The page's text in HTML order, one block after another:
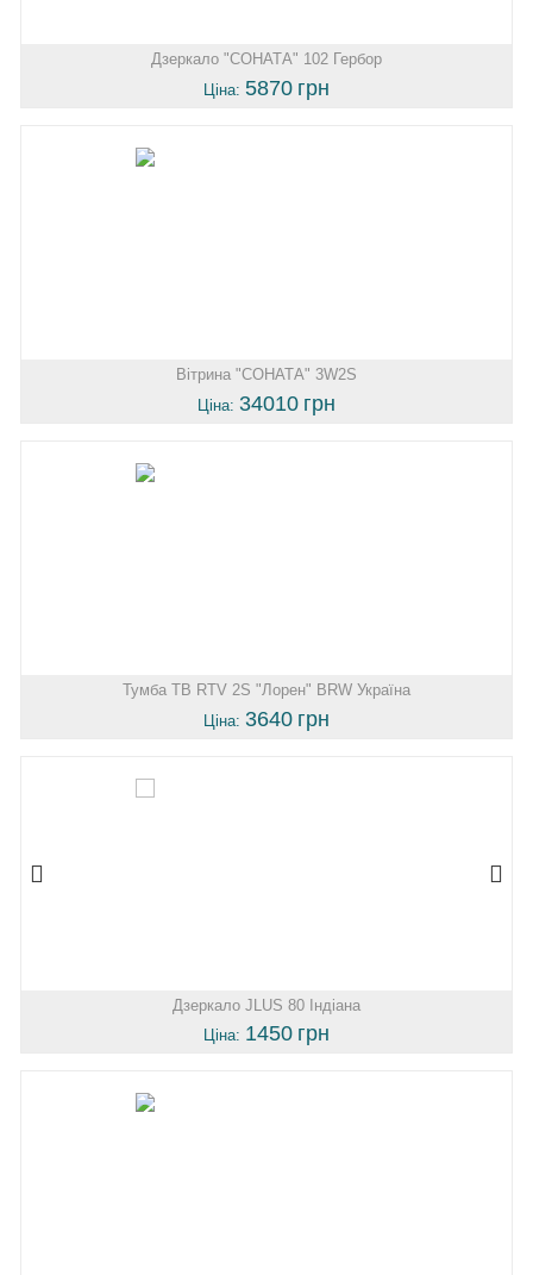
Дзеркало "СОНАТА" 102 Гербор
Ціна: 5870 грн
Вітрина "СОНАТА" 3W2S
Ціна: 34010 грн
Тумба ТВ RTV 2S "Лорен" BRW Україна
Ціна: 3640 грн
Дзеркало JLUS 80 Індіана
Ціна: 1450 грн